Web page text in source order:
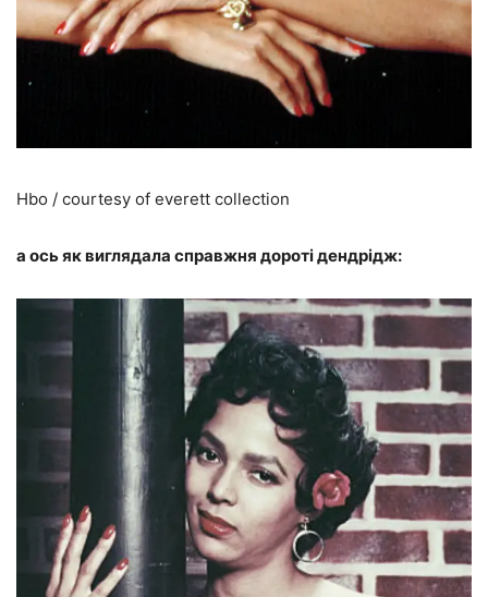
Hbo / courtesy of everett collection
а ось як виглядала справжня дороті дендрідж: